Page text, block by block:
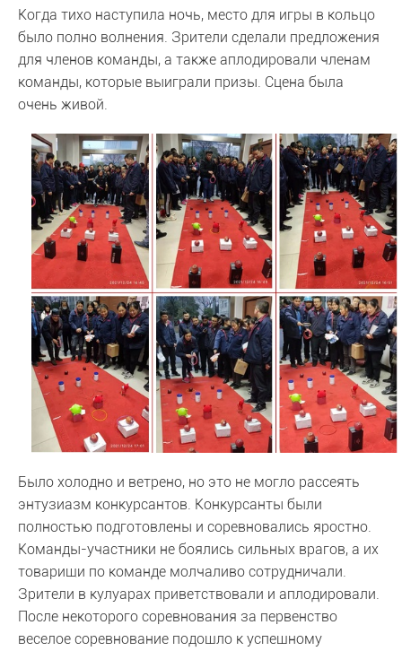
Когда тихо наступила ночь, место для игры в кольцо
было полно волнения. Зрители сделали предложения
для членов команды, а также аплодировали членам
команды, которые выиграли призы. Сцена была
очень живой.
Было холодно и ветрено, но это не могло рассеять
энтузиазм конкурсантов. Конкурсанты были
полностью подготовлены и соревновались яростно.
Команды-участники не боялись сильных врагов, а их
товарищи по команде молчаливо сотрудничали.
Зрители в кулуарах приветствовали и аплодировали.
После некоторого соревнования за первенство
веселое соревнование подошло к успешному